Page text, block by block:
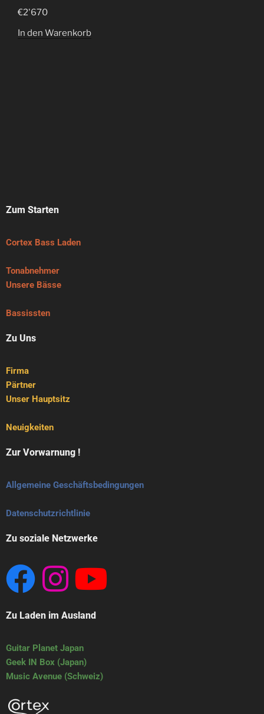
€2'670
In den Warenkorb
Zum Starten
Cortex Bass Laden
Tonabnehmer
Unsere Bässe
Bassissten
Zu Uns
Firma
Pärtner
Unser Hauptsitz
Neuigkeiten
Zur Vorwarnung !
Allgemeine Geschäftsbedingungen
Datenschutzrichtlinie
Zu soziale Netzwerke
Zu Laden im Ausland
Guitar Planet Japan
Geek IN Box (Japan)
Music Avenue (Schweiz)